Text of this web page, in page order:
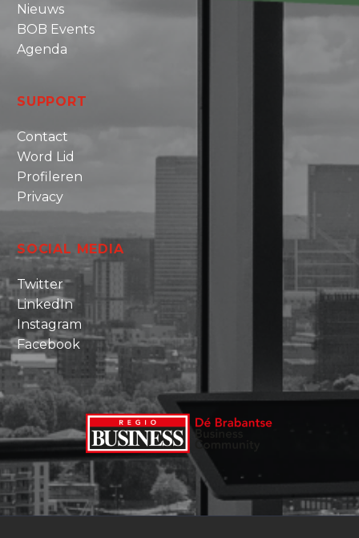
Nieuws
BOB Events
Agenda
SUPPORT
Contact
Word Lid
Profileren
Privacy
SOCIAL MEDIA
Twitter
LinkedIn
Instagram
Facebook